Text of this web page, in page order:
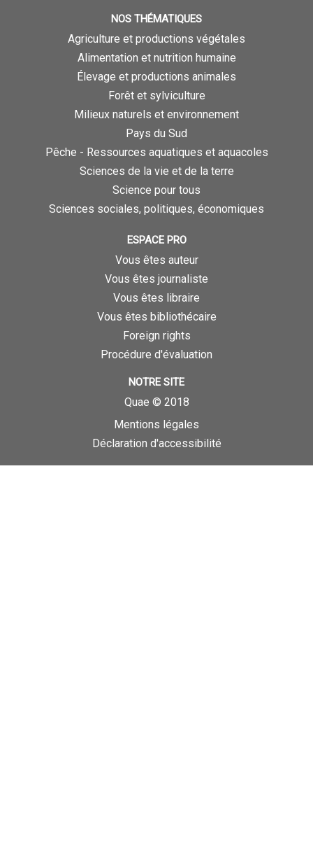
NOS THÉMATIQUES
Agriculture et productions végétales
Alimentation et nutrition humaine
Élevage et productions animales
Forêt et sylviculture
Milieux naturels et environnement
Pays du Sud
Pêche - Ressources aquatiques et aquacoles
Sciences de la vie et de la terre
Science pour tous
Sciences sociales, politiques, économiques
ESPACE PRO
Vous êtes auteur
Vous êtes journaliste
Vous êtes libraire
Vous êtes bibliothécaire
Foreign rights
Procédure d'évaluation
NOTRE SITE
Quae © 2018
Mentions légales
Déclaration d'accessibilité